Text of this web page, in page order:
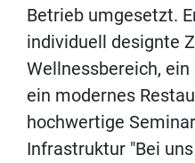
Betrieb umgesetzt.
individuell designte
Wellnessbereich,
ein modernes
hochwertige
Infrastruktur "Bei